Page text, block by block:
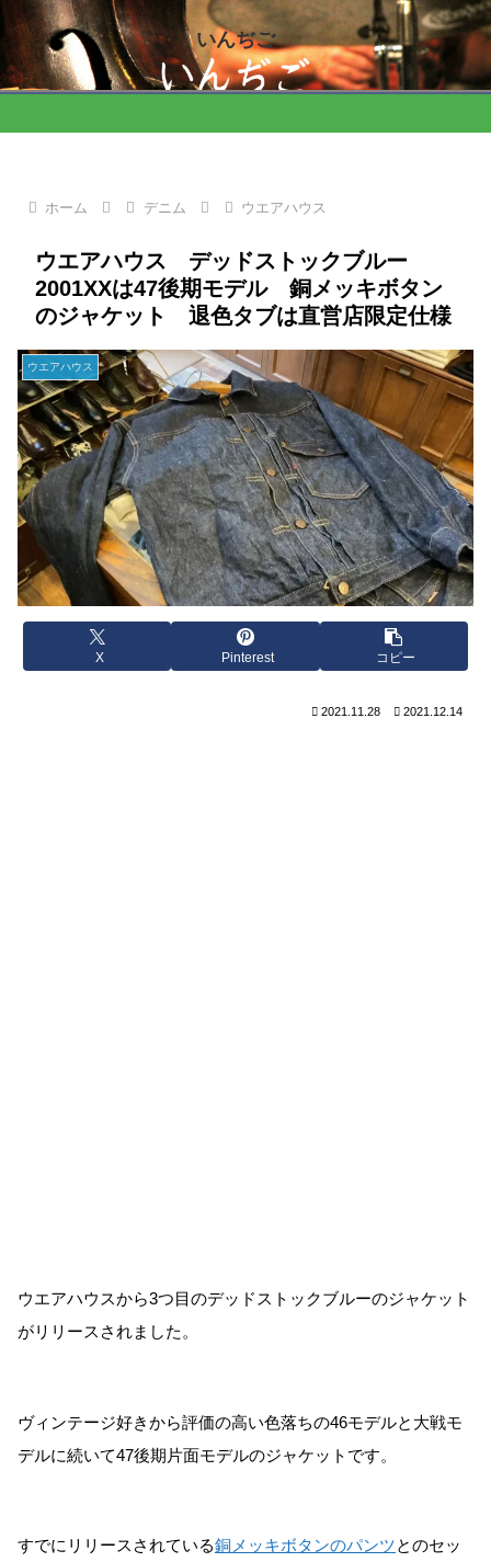
いんぢご
ホーム デニム ウエアハウス
ウエアハウス デッドストックブルー
2001XXは47後期モデル 銅メッキボタン
のジャケット 退色タブは直営店限定仕様
ウエアハウス
X Pinterest コピー
2021.11.28 2021.12.14
ウエアハウスから3つ目のデッドストックブルーのジャケット
がリリースされました。
ヴィンテージ好きから評価の高い色落ちの46モデルと大戦モ
デルに続いて47後期片面モデルのジャケットです。
すでにリリースされている銅メッキボタンのパンツとのセッ